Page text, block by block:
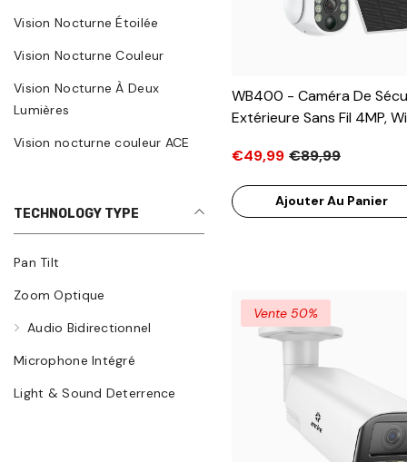
Vision Nocturne Étoilée
Vision Nocturne Couleur
Vision Nocturne À Deux
Lumières
Vision nocturne couleur ACE
TECHNOLOGY TYPE
Pan Tilt
Zoom Optique
Audio Bidirectionnel
Microphone Intégré
Light & Sound Deterrence
WB400 - Caméra De
Extérieure Sans Fil 4MP,
Détection De Mouvement,
Bidirectionnel, Batterie
Rechargeable, Solaire,
€49,99 €89,99
Ajouter Au Panier
Vente 50%